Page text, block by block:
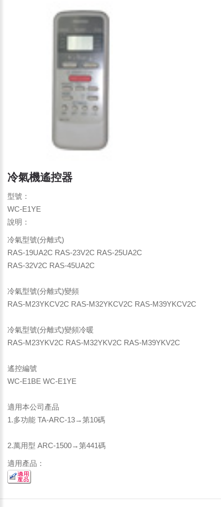
冷氣機遙控器
型號：
WC-E1YE
說明：
冷氣型號(分離式)
RAS-19UA2C RAS-23V2C RAS-25UA2C
RAS-32V2C RAS-45UA2C
冷氣型號(分離式)變頻
RAS-M23YKCV2C RAS-M32YKCV2C RAS-M39YKCV2C
冷氣型號(分離式)變頻冷暖
RAS-M23YKV2C RAS-M32YKV2C RAS-M39YKV2C
遙控編號
WC-E1BE WC-E1YE
適用本公司產品
1.多功能 TA-ARC-13→第10碼
2.萬用型 ARC-1500→第441碼
適用產品：